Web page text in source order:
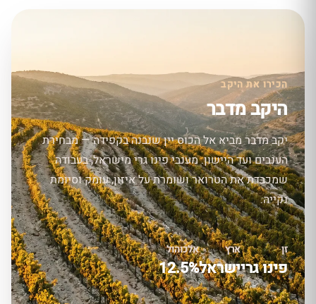
הכירו את היקב
היקב מדבר
יקב מדבר מביא אל הכוס יין שנבנה בקפידה — מבחירת
הענבים ועד היישון. מענבי פינו גרי מישראל, בעבודה
שמכבדת את הטרואר ושומרת על איזון, עומק וסיומת
נקייה.
זן
פינו גרי
ארץ
ישראל
אלכוהול
12.5%